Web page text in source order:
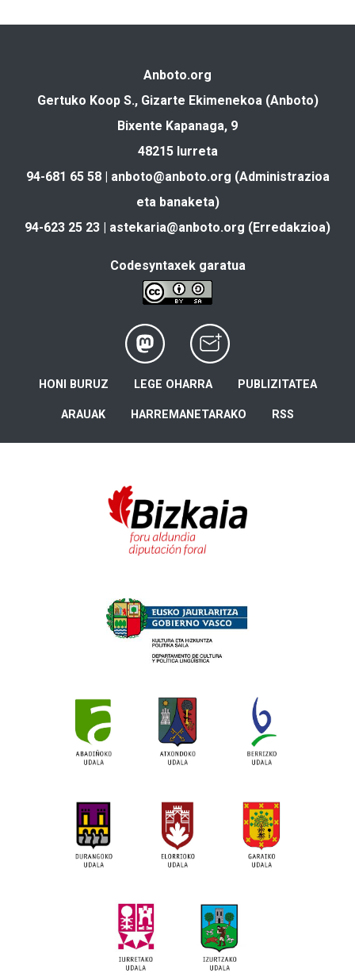
Anboto.org
Gertuko Koop S., Gizarte Ekimenekoa (Anboto)
Bixente Kapanaga, 9
48215 Iurreta
94-681 65 58 | anboto@anboto.org (Administrazioa
eta banaketa)
94-623 25 23 | astekaria@anboto.org (Erredakzioa)
Codesyntaxek garatua
HONI BURUZ LEGE OHARRA PUBLIZITATEA
ARAUAK HARREMANETARAKO RSS